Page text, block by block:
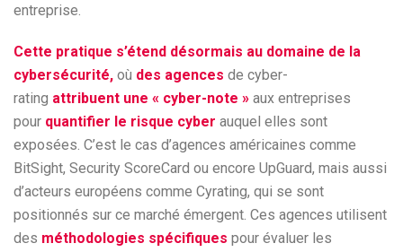
entreprise.
Cette pratique s’étend désormais au domaine de la
cybersécurité, où des agences de cyber-
rating attribuent une « cyber-note » aux entreprises
pour quantifier le risque cyber auquel elles sont
exposées. C’est le cas d’agences américaines comme
BitSight, Security ScoreCard ou encore UpGuard, mais aussi
d’acteurs européens comme Cyrating, qui se sont
positionnés sur ce marché émergent. Ces agences utilisent
des méthodologies spécifiques pour évaluer les